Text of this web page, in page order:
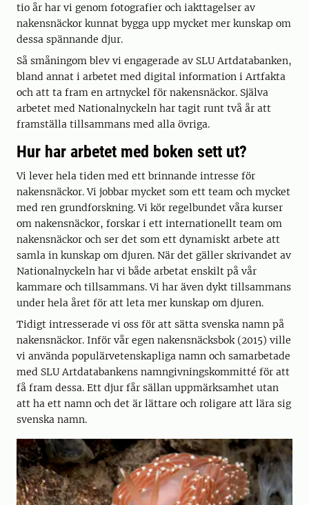
tio år har vi genom fotografier och iakttagelser av
nakensnäckor kunnat bygga upp mycket mer kunskap om
dessa spännande djur.
Så småningom blev vi engagerade av SLU Artdatabanken,
bland annat i arbetet med digital information i Artfakta
och att ta fram en artnyckel för nakensnäckor. Själva
arbetet med Nationalnyckeln har tagit runt två år att
framställa tillsammans med alla övriga.
Hur har arbetet med boken sett ut?
Vi lever hela tiden med ett brinnande intresse för
nakensnäckor. Vi jobbar mycket som ett team och mycket
med ren grundforskning. Vi kör regelbundet våra kurser
om nakensnäckor, forskar i ett internationellt team om
nakensnäckor och ser det som ett dynamiskt arbete att
samla in kunskap om djuren. När det gäller skrivandet av
Nationalnyckeln har vi både arbetat enskilt på vår
kammare och tillsammans. Vi har även dykt tillsammans
under hela året för att leta mer kunskap om djuren.
Tidigt intresserade vi oss för att sätta svenska namn på
nakensnäckor. Inför vår egen nakensnäcksbok (2015) ville
vi använda populärvetenskapliga namn och samarbetade
med SLU Artdatabankens namngivningskommitté för att
få fram dessa. Ett djur får sällan uppmärksamhet utan
att ha ett namn och det är lättare och roligare att lära sig
svenska namn.